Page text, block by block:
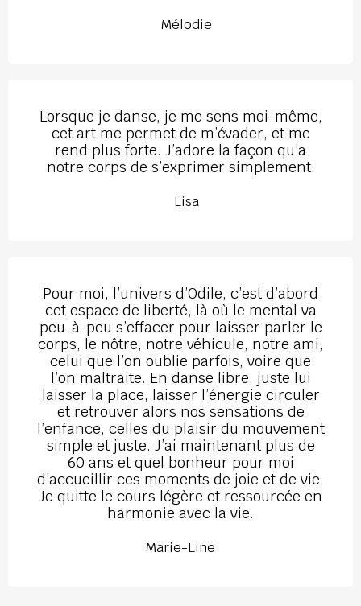
Mélodie
Lorsque je danse, je me sens moi-même,
cet art me permet de m’évader, et me
rend plus forte. J’adore la façon qu’a
notre corps de s’exprimer simplement.
Lisa
Pour moi, l’univers d’Odile, c’est d’abord
cet espace de liberté, là où le mental va
peu-à-peu s’effacer pour laisser parler le
corps, le nôtre, notre véhicule, notre ami,
celui que l’on oublie parfois, voire que
l’on maltraite. En danse libre, juste lui
laisser la place, laisser l’énergie circuler
et retrouver alors nos sensations de
l’enfance, celles du plaisir du mouvement
simple et juste. J’ai maintenant plus de
60 ans et quel bonheur pour moi
d’accueillir ces moments de joie et de vie.
Je quitte le cours légère et ressourcée en
harmonie avec la vie.
Marie-Line